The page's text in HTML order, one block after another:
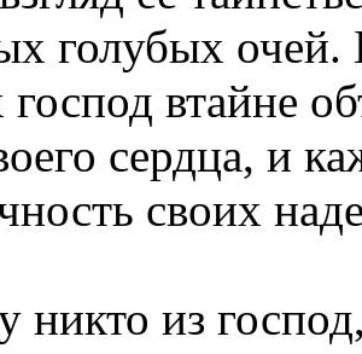
голубых очей.
господ втайне
сердца, и
своих
никто из